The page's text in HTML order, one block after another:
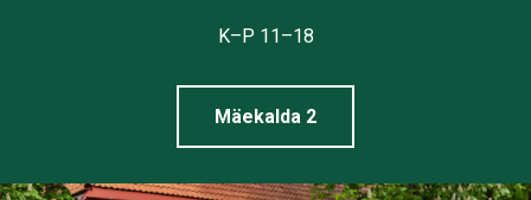
K–P 11–18
Mäekalda 2